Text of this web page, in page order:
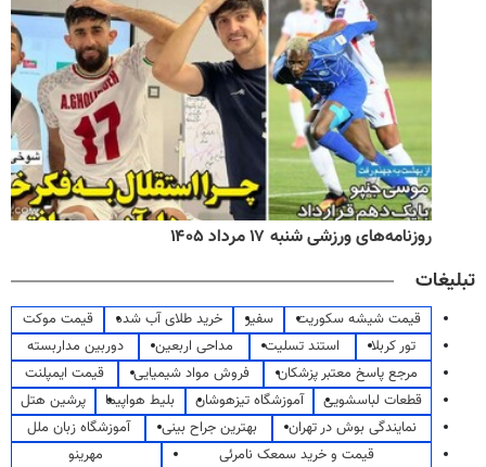
روزنامه‌های ورزشی شنبه ۱۷ مرداد ۱۴۰۵
تبلیغات
قیمت شیشه سکوریت سفیر خرید طلای آب شده
قیمت موکت
تور کربلا
استند تسلیت مداحی اربعین
دوربین مداربسته
مرجع پاسخ معتبر پزشکان
فروش مواد شیمیایی
قیمت ایمپلنت
قطعات لباسشویی
آموزشگاه تیزهوشان بلیط هواپیما
پرشین هتل
نمایندگی بوش در تهران
بهترین جراح بینی
آموزشگاه زبان ملل
قیمت و خرید سمعک نامرئی
مهرینو